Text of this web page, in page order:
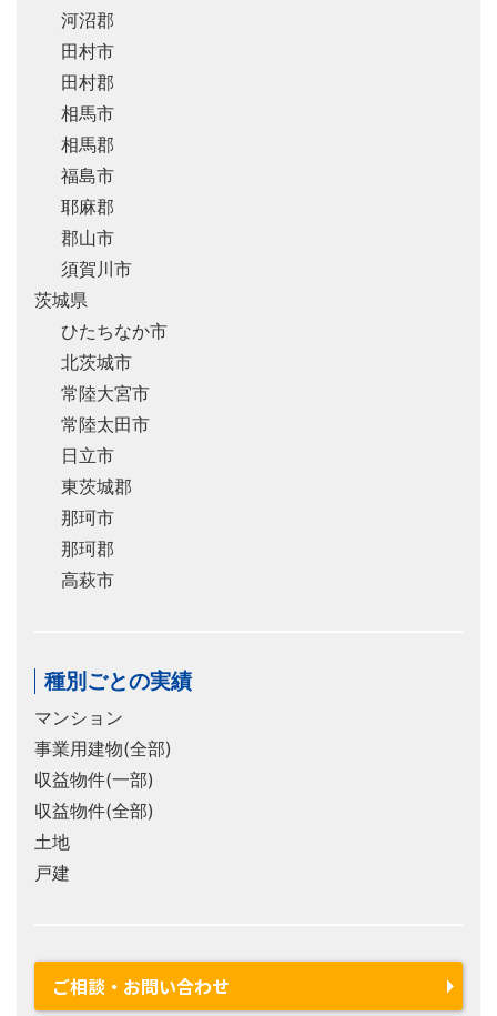
河沼郡
田村市
田村郡
相馬市
相馬郡
福島市
耶麻郡
郡山市
須賀川市
茨城県
ひたちなか市
北茨城市
常陸大宮市
常陸太田市
日立市
東茨城郡
那珂市
那珂郡
高萩市
種別ごとの実績
マンション
事業用建物(全部)
収益物件(一部)
収益物件(全部)
土地
戸建
ご相談・お問い合わせ